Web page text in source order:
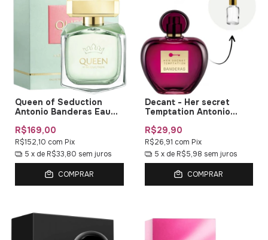
Queen of Seduction
Antonio Banderas Eau
R$169,00
R$152,10 com Pix
5 x de R$33,80 sem juros
COMPRAR
Decant - Her secret
Temptation Antonio
R$29,90
R$26,91 com Pix
5 x de R$5,98 sem juros
COMPRAR